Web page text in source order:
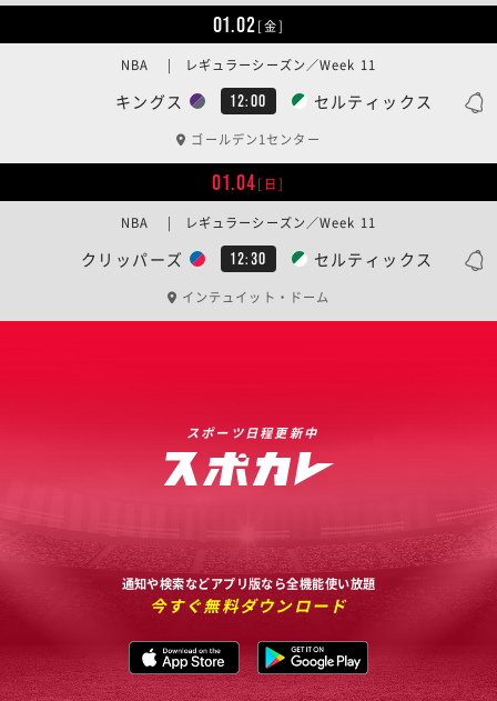
01.02[金]
キングス 12:00 セルティックス
NBA | レギュラーシーズン／Week 11
ゴールデン1センター
01.04[日]
クリッパーズ 12:30 セルティックス
NBA | レギュラーシーズン／Week 11
インテュイット・ドーム
スポーツ日程更新中
通知や検索などアプリ版なら全機能使い放題
今すぐ無料ダウンロード